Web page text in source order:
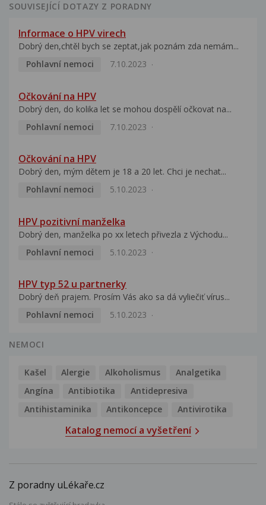
SOUVISEJÍCÍ DOTAZY Z PORADNY
Informace o HPV virech
Dobrý den,chtěl bych se zeptat,jak poznám zda nemám...
Pohlavní nemoci
7.10.2023
Očkování na HPV
Dobrý den, do kolika let se mohou dospělí očkovat na...
Pohlavní nemoci
7.10.2023
Očkování na HPV
Dobrý den, mým dětem je 18 a 20 let. Chci je nechat...
Pohlavní nemoci
5.10.2023
HPV pozitivní manželka
Dobrý den, manželka po xx letech přivezla z Východu...
Pohlavní nemoci
5.10.2023
HPV typ 52 u partnerky
Dobrý deň prajem. Prosím Vás ako sa dá vyliečiť vírus...
Pohlavní nemoci
5.10.2023
NEMOCI
Kašel Alergie Alkoholismus
Analgetika
Angína
Antibiotika
Antidepresiva
Antihistaminika
Antikoncepce Antivirotika
Katalog nemocí a vyšetření
Z poradny uLékaře.cz